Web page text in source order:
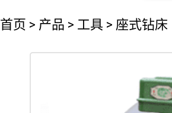
首页 > 产品 > 工具 > 座式钻床